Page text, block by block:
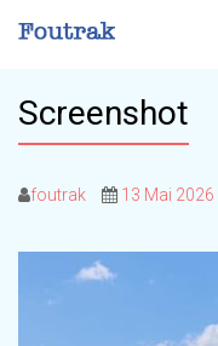
Screenshot
foutrak 13 Mai 2026